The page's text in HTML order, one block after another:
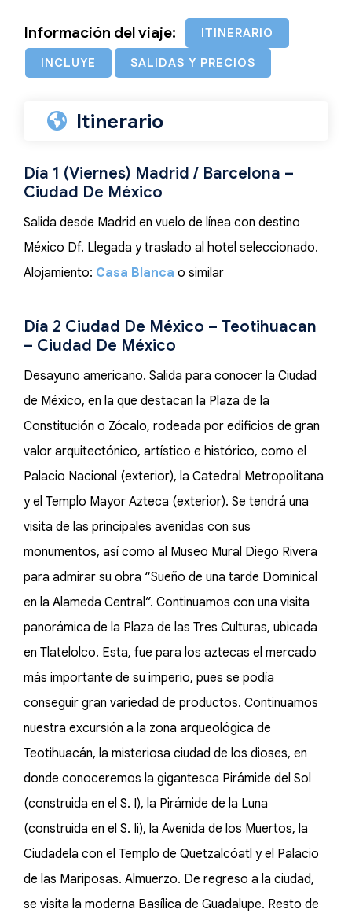
Información del viaje: ITINERARIO
INCLUYE SALIDAS Y PRECIOS
Itinerario
Día 1 (Viernes) Madrid / Barcelona –
Ciudad De México
Salida desde Madrid en vuelo de línea con destino
México Df. Llegada y traslado al hotel seleccionado.
Alojamiento: Casa Blanca o similar
Día 2 Ciudad De México – Teotihuacan
– Ciudad De México
Desayuno americano. Salida para conocer la Ciudad
de México, en la que destacan la Plaza de la
Constitución o Zócalo, rodeada por edificios de gran
valor arquitectónico, artístico e histórico, como el
Palacio Nacional (exterior), la Catedral Metropolitana
y el Templo Mayor Azteca (exterior). Se tendrá una
visita de las principales avenidas con sus
monumentos, así como al Museo Mural Diego Rivera
para admirar su obra “Sueño de una tarde Dominical
en la Alameda Central”. Continuamos con una visita
panorámica de la Plaza de las Tres Culturas, ubicada
en Tlatelolco. Esta, fue para los aztecas el mercado
más importante de su imperio, pues se podía
conseguir gran variedad de productos. Continuamos
nuestra excursión a la zona arqueológica de
Teotihuacán, la misteriosa ciudad de los dioses, en
donde conoceremos la gigantesca Pirámide del Sol
(construida en el S. I), la Pirámide de la Luna
(construida en el S. Ii), la Avenida de los Muertos, la
Ciudadela con el Templo de Quetzalcóatl y el Palacio
de las Mariposas. Almuerzo. De regreso a la ciudad,
se visita la moderna Basílica de Guadalupe. Resto de